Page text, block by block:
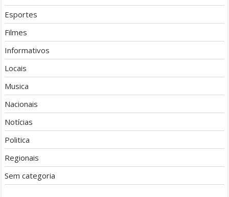
Esportes
Filmes
Informativos
Locais
Musica
Nacionais
Notícias
Politica
Regionais
Sem categoria